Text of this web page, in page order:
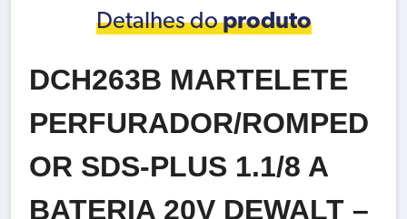
Detalhes doproduto
DCH263B MARTELETE
PERFURADOR/ROMPED
OR SDS-PLUS 1.1/8 A
BATERIA 20V DEWALT –